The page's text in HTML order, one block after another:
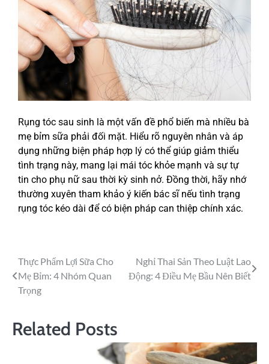
Rụng tóc sau sinh là một vấn đề phổ biến mà nhiều bà
mẹ bỉm sữa phải đối mặt. Hiểu rõ nguyên nhân và áp
dụng những biện pháp hợp lý có thể giúp giảm thiểu
tình trạng này, mang lại mái tóc khỏe mạnh và sự tự
tin cho phụ nữ sau thời kỳ sinh nở. Đồng thời, hãy nhớ
thường xuyên tham khảo ý kiến bác sĩ nếu tình trạng
rụng tóc kéo dài để có biện pháp can thiệp chính xác.
Thực Phẩm Lợi Sữa Cho
Mẹ Bỉm: 4 Nhóm Quan
Trọng
Nghỉ Thai Sản Theo Luật Lao
Động: 4 Điều Mẹ Bầu Nên Biết
Related Posts